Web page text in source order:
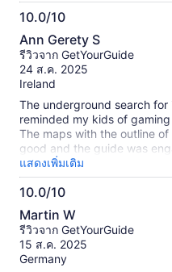
10.0/10
10.0
จาก
10
Ann Gerety S
รีวิวจาก GetYourGuide
24 ส.ค. 2025
Ireland
The underground search
reminded my kids of
The maps with the outline
good and the guide was
shaky - thought it was just
great experience. one of
Netherlands.
แสดงเพิ่มเติม
10.0/10
10.0
จาก
10
Martin W
รีวิวจาก GetYourGuide
15 ส.ค. 2025
Germany